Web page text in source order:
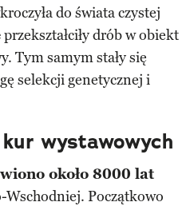
do świata czystej
przekształciły drób w obiekt
Tym samym stały się
selekcji genetycznej i
wystawowych
około 8000 lat
Wschodniej. Początkowo